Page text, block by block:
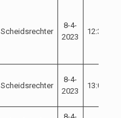
Scheidsrechter
8-4-
2023
12:30
Scheidsrechter
8-4-
2023
13:00